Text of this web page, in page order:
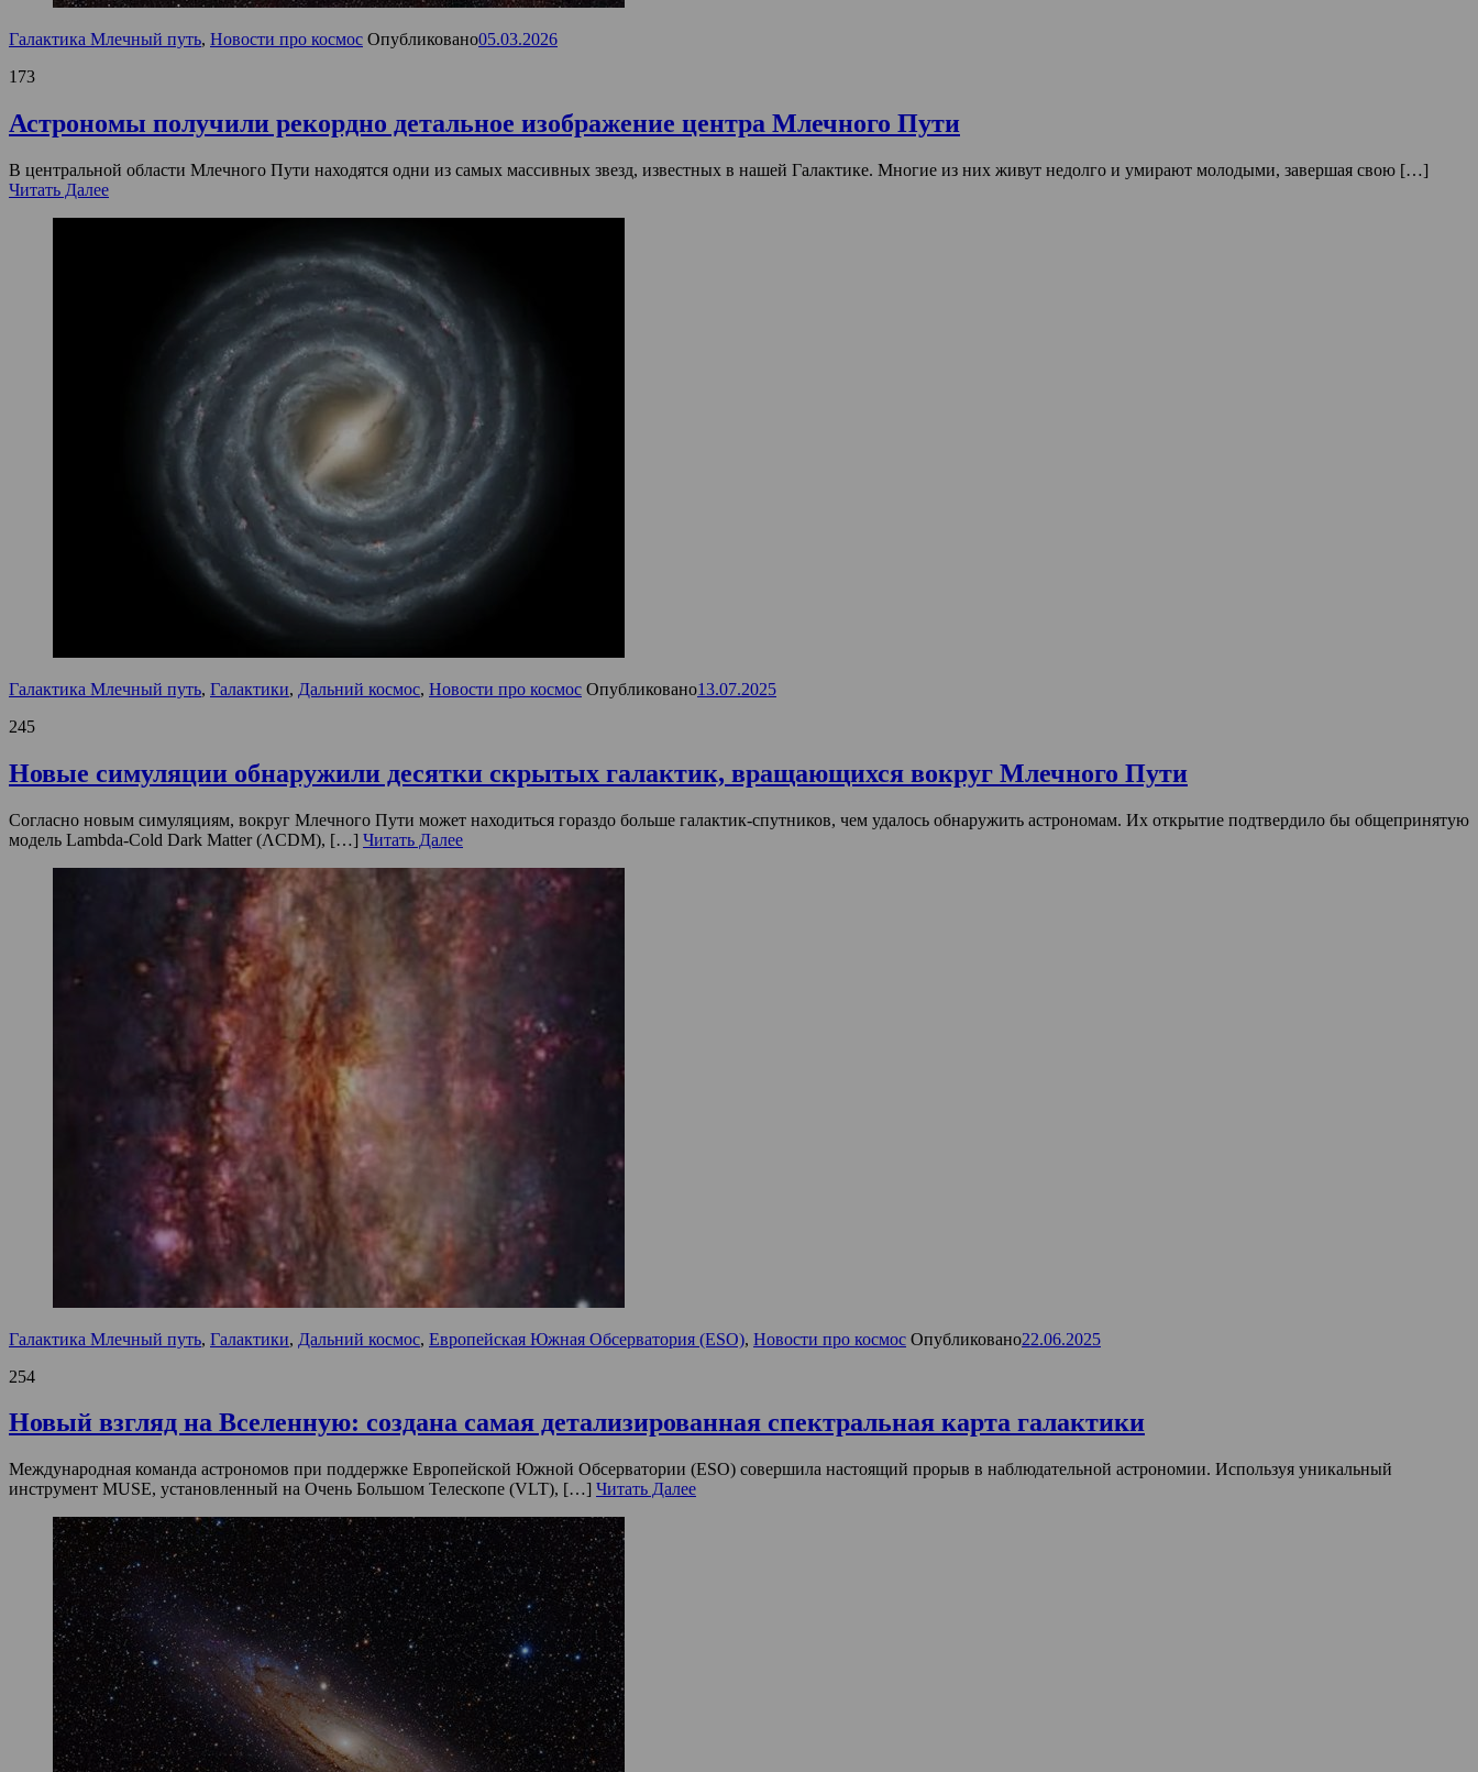
Галактика Млечный путь, Новости про космос Опубликовано05.03.2026
173
Астрономы получили рекордно детальное изображение центра Млечного Пути
В центральной области Млечного Пути находятся одни из самых массивных звезд, известных в нашей Галактике. Многие из них живут недолго и умирают молодыми, завершая свою […]
Читать Далее
Галактика Млечный путь, Галактики, Дальний космос, Новости про космос Опубликовано13.07.2025
245
Новые симуляции обнаружили десятки скрытых галактик, вращающихся вокруг Млечного Пути
Согласно новым симуляциям, вокруг Млечного Пути может находиться гораздо больше галактик-спутников, чем удалось обнаружить астрономам. Их открытие подтвердило бы общепринятую
модель Lambda-Cold Dark Matter (ΛCDM), […] Читать Далее
Галактика Млечный путь, Галактики, Дальний космос, Европейская Южная Обсерватория (ESO), Новости про космос Опубликовано22.06.2025
254
Новый взгляд на Вселенную: создана самая детализированная спектральная карта галактики
Международная команда астрономов при поддержке Европейской Южной Обсерватории (ESO) совершила настоящий прорыв в наблюдательной астрономии. Используя уникальный
инструмент MUSE, установленный на Очень Большом Телескопе (VLT), […] Читать Далее